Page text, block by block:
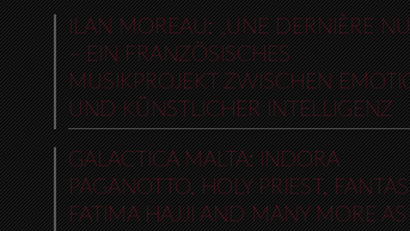
ILAN MOREAU: „UNE DERNIÈRE
– EIN FRANZÖSISCHES
MUSIKPROJEKT ZWISCHEN
UND KÜNSTLICHER INTELLIGENZ
GALACTICA MALTA: INDORA
PAGANOTTO, HOLY PRIEST,
FATIMA HAJJI AND MANY MORE AS